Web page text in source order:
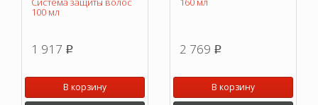
100 мл
1 917 p
В корзину
2 769 p
В корзину